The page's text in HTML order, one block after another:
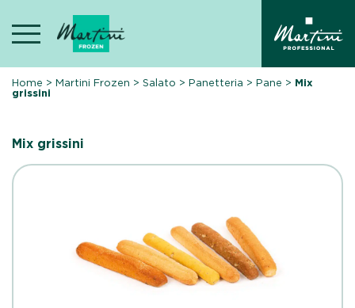
content
Home >Martini Frozen >Salato >Panetteria >Pane > Mix
grissini
Mix grissini